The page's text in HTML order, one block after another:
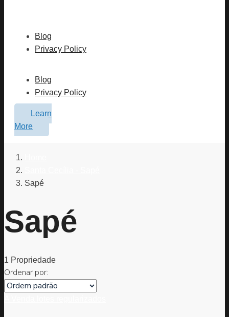
Blog
Privacy Policy
Blog
Privacy Policy
Learn
More
Sapé
Sapé
1 Propriedade
Ordenar por: